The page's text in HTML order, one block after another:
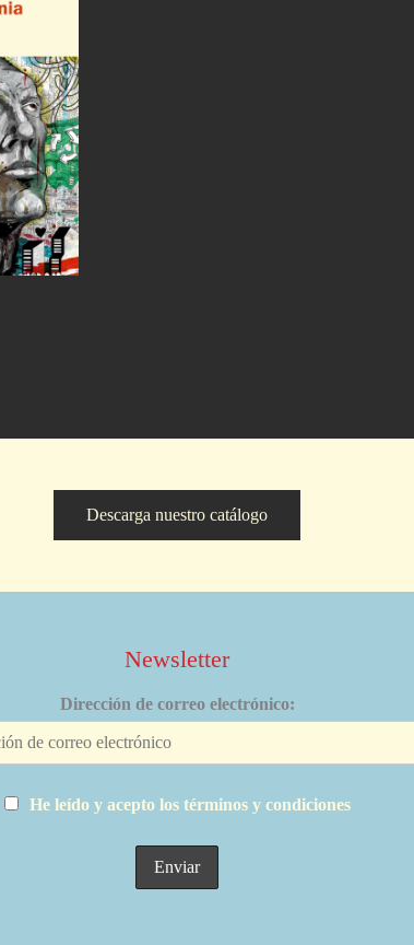
Descarga nuestro catálogo
Newsletter
Dirección de correo electrónico:
He leído y acepto los términos y condiciones